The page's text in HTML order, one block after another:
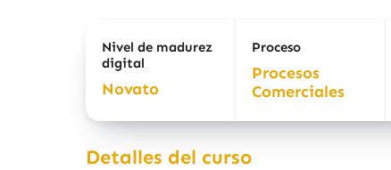
Nivel de madurez
digital
Novato
Proceso
Procesos
Comerciales
Detalles del curso